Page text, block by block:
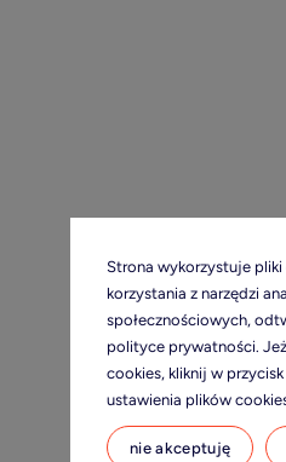
Strona wykorzystuje pliki
korzystania z narzędzi
społecznościowych,
polityce prywatności.
cookies, kliknij w
ustawienia plików
nie akceptuję